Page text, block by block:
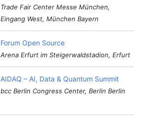
Trade Fair Center Messe München,
Eingang West, München Bayern
Forum Open Source
Arena Erfurt im Steigerwaldstadion, Erfurt
AIDAQ – AI, Data & Quantum Summit
bcc Berlin Congress Center, Berlin Berlin